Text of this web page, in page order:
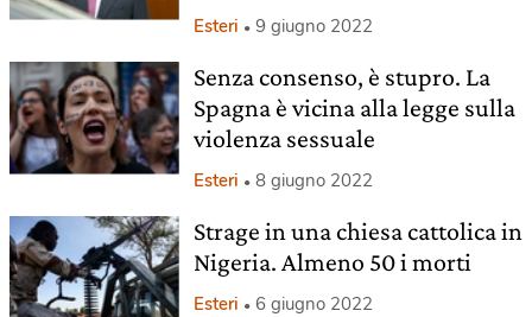
Esteri 9 giugno 2022
Senza consenso, è stupro. La
Spagna è vicina alla legge sulla
violenza sessuale
Esteri 8 giugno 2022
Strage in una chiesa cattolica in
Nigeria. Almeno 50 i morti
Esteri 6 giugno 2022